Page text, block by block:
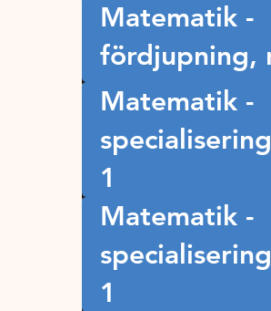
Matematik -
fördjupning,
Matematik -
1
Matematik -
1